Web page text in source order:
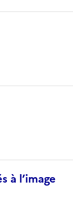
à l’image